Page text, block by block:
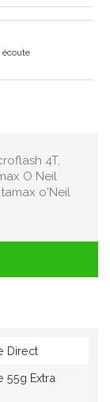
écoute
4T,
O Neil
o'Neil
Direct
55g Extra